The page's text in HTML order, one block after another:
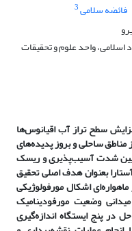
فائضه سلامی3
واحد علوم و تحقیقات
سطح تراز آب اقیانوسها
مناطق ساحلی و بروز پدیدههای
شدت آسیبپذیری و ریسک
بعنوان هدف اصلی تحقیق
ای اشکال مورفولوژیکی
وضعیت مورفودینامیک
پنج ایستگاه اندازهگیری